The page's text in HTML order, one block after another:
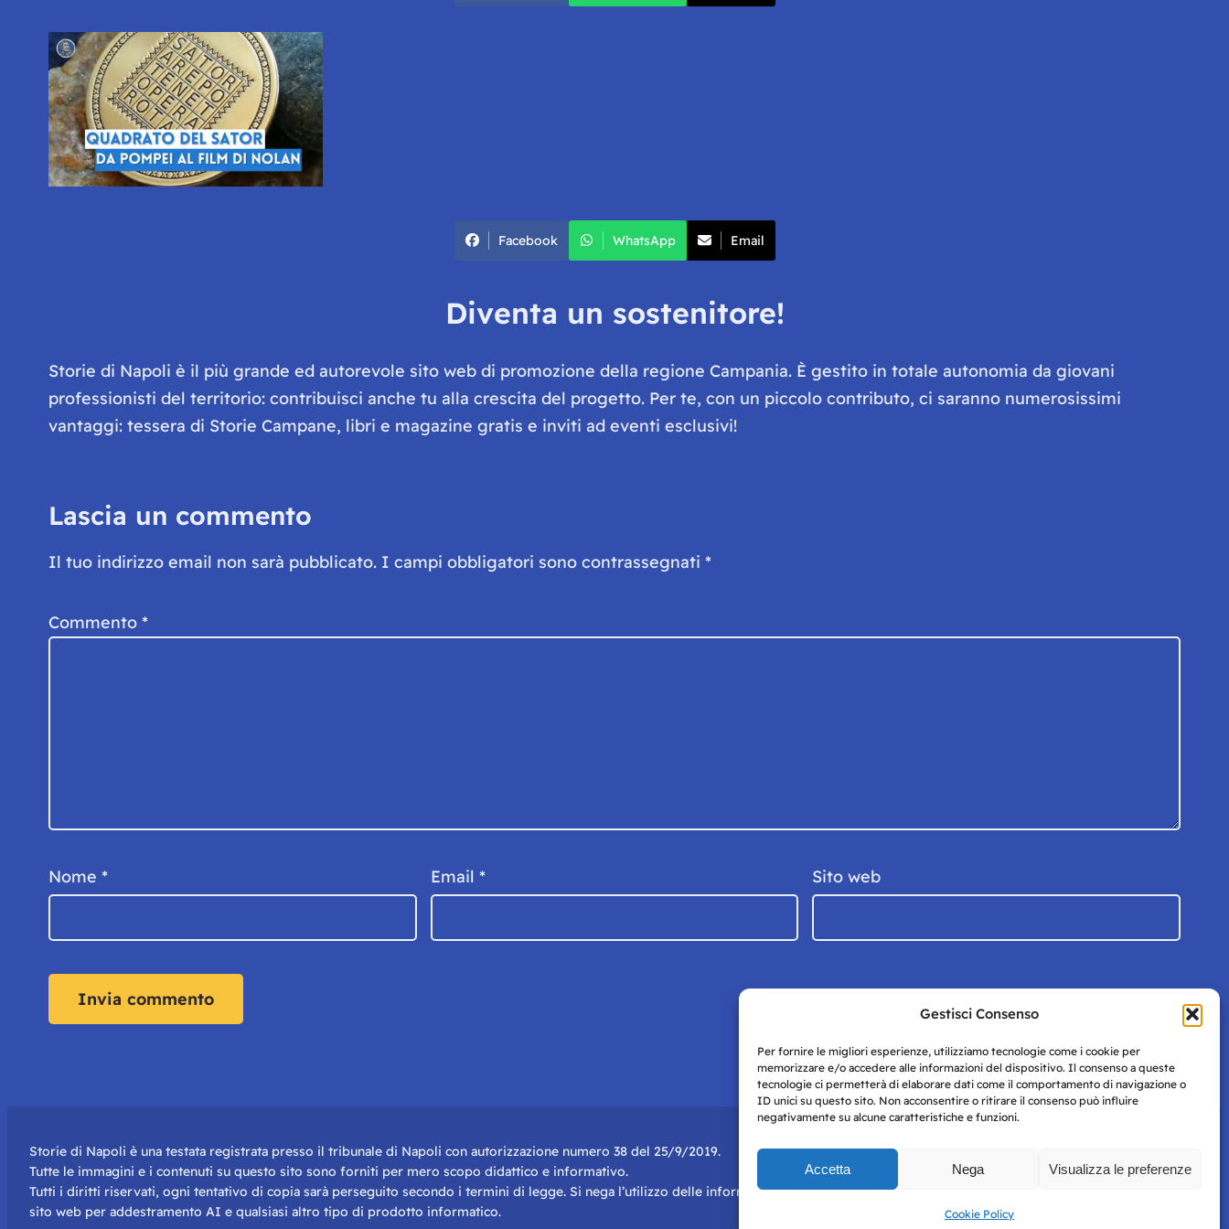
Gestisci Consenso
Per fornire le migliori esperienze, utilizziamo tecnologie come i cookie per
memorizzare e/o accedere alle informazioni del dispositivo. Il consenso a queste
tecnologie ci permetterà di elaborare dati come il comportamento di navigazione o
ID unici su questo sito. Non acconsentire o ritirare il consenso può influire
negativamente su alcune caratteristiche e funzioni.
Accetta Nega Visualizza le preferenze
Cookie Policy
Facebook WhatsApp Email
Diventa un sostenitore!
Storie di Napoli è il più grande ed autorevole sito web di promozione della regione Campania. È gestito in totale autonomia da giovani
professionisti del territorio: contribuisci anche tu alla crescita del progetto. Per te, con un piccolo contributo, ci saranno numerosissimi
vantaggi: tessera di Storie Campane, libri e magazine gratis e inviti ad eventi esclusivi!
Lascia un commento
Il tuo indirizzo email non sarà pubblicato. I campi obbligatori sono contrassegnati *
Commento *
Nome * Email * Sito web
Storie di Napoli è una testata registrata presso il tribunale di Napoli con autorizzazione numero 38 del 25/9/2019.
Tutte le immagini e i contenuti su questo sito sono forniti per mero scopo didattico e informativo.
Tutti i diritti riservati, ogni tentativo di copia sarà perseguito secondo i termini di legge. Si nega l’utilizzo delle informazioni in questo
sito web per addestramento AI e qualsiasi altro tipo di prodotto informatico.
Policy